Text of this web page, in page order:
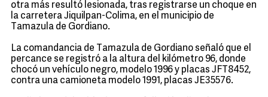
otra más resultó lesionada, tras registrarse un choque en
la carretera Jiquilpan-Colima, en el municipio de
Tamazula de Gordiano.
La comandancia de Tamazula de Gordiano señaló que el
percance se registró a la altura del kilómetro 96, donde
chocó un vehículo negro, modelo 1996 y placas JFT8452,
contra una camioneta modelo 1991, placas JE35576.